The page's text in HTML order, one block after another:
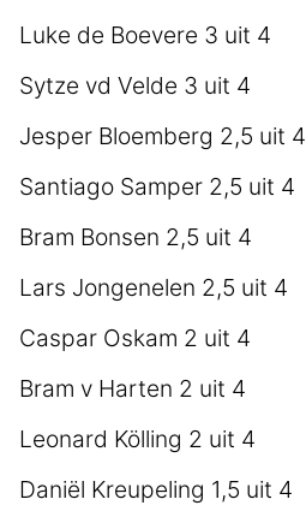
Luke de Boevere 3 uit 4
Sytze vd Velde 3 uit 4
Jesper Bloemberg 2,5 uit 4
Santiago Samper 2,5 uit 4
Bram Bonsen 2,5 uit 4
Lars Jongenelen 2,5 uit 4
Caspar Oskam 2 uit 4
Bram v Harten 2 uit 4
Leonard Kölling 2 uit 4
Daniël Kreupeling 1,5 uit 4